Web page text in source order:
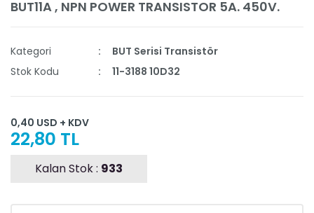
BUT11A , NPN POWER TRANSISTOR 5A. 450V.
Kategori
BUT Serisi Transistör
Stok Kodu
11-3188 10D32
0,40 USD + KDV
22,80 TL
Kalan Stok : 933